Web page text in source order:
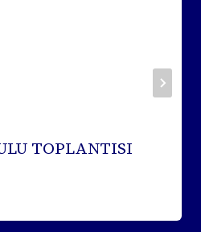
TOPLANTISI